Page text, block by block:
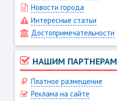
Новости города
Интересные статьи
Достопримечательности
НАШИМ ПАРТНЕРАМ
Платное размещение
Реклама на сайте